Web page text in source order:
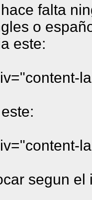
falta
o
este:
segun